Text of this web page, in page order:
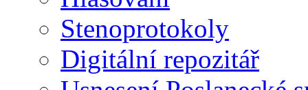
Stenoprotokoly
Digitální repozitář